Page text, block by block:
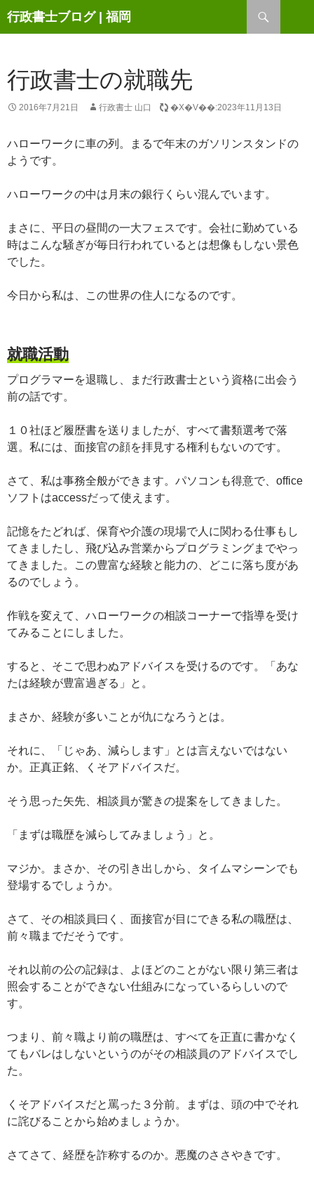
行政書士ブログ | 福岡
索
ン
ツ
へ
ッ
プ
行政書士の就職先
2016年7月21日 行政書士 山口 �X�V��:2023年11月13日
ハローワークに車の列。まるで年末のガソリンスタンドの
ようです。
ハローワークの中は月末の銀行くらい混んでいます。
まさに、平日の昼間の一大フェスです。会社に勤めている
時はこんな騒ぎが毎日行われているとは想像もしない景色
でした。
今日から私は、この世界の住人になるのです。
就職活動
プログラマーを退職し、まだ行政書士という資格に出会う
前の話です。
１０社ほど履歴書を送りましたが、すべて書類選考で落
選。私には、面接官の顔を拝見する権利もないのです。
さて、私は事務全般ができます。パソコンも得意で、office
ソフトはaccessだって使えます。
記憶をたどれば、保育や介護の現場で人に関わる仕事もし
てきましたし、飛び込み営業からプログラミングまでやっ
てきました。この豊富な経験と能力の、どこに落ち度があ
るのでしょう。
作戦を変えて、ハローワークの相談コーナーで指導を受け
てみることにしました。
すると、そこで思わぬアドバイスを受けるのです。「あな
たは経験が豊富過ぎる」と。
まさか、経験が多いことが仇になろうとは。
それに、「じゃあ、減らします」とは言えないではない
か。正真正銘、くそアドバイスだ。
そう思った矢先、相談員が驚きの提案をしてきました。
「まずは職歴を減らしてみましょう」と。
マジか。まさか、その引き出しから、タイムマシーンでも
登場するでしょうか。
さて、その相談員曰く、面接官が目にできる私の職歴は、
前々職までだそうです。
それ以前の公の記録は、よほどのことがない限り第三者は
照会することができない仕組みになっているらしいので
す。
つまり、前々職より前の職歴は、すべてを正直に書かなく
てもバレはしないというのがその相談員のアドバイスでし
た。
くそアドバイスだと罵った３分前。まずは、頭の中でそれ
に詫びることから始めましょうか。
さてさて、経歴を詐称するのか。悪魔のささやきです。